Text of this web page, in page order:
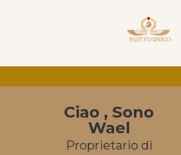
Ciao , Sono
Wael
Proprietario di